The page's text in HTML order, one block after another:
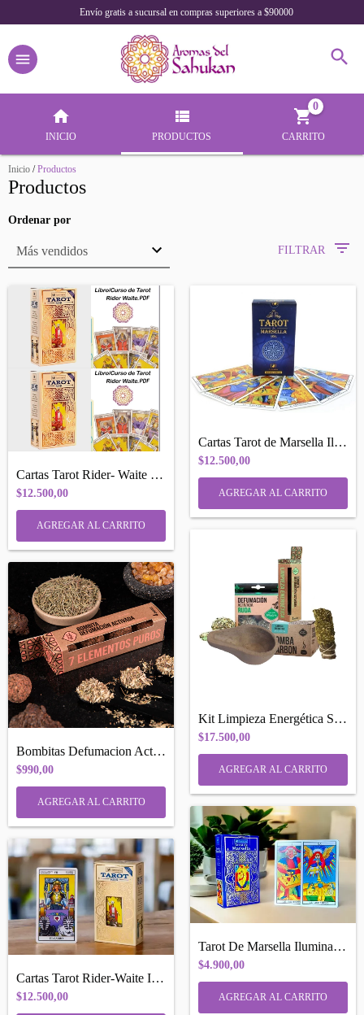
Envío gratis a sucursal en compras superiores a $90000
INICIO PRODUCTOS CARRITO
0
Inicio / Productos
Productos
Ordenar por
FILTRAR
Cartas Tarot Rider- Waite Iluminarte + R...
$12.500,00
Cartas Tarot de Marsella Iluminarte 78 c...
$12.500,00
Bombitas Defumacion Activada X 4 ver var...
$990,00
AGREGAR AL CARRITO
Kit Limpieza Energética Sagrada Madre
$17.500,00
Cartas Tarot Rider-Waite Iluminarte 78 c...
$12.500,00
Tarot De Marsella Iluminarte, Guia Compl...
$4.900,00